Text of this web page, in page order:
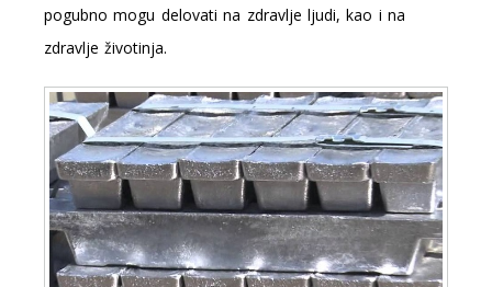
pogubno mogu delovati na zdravlje ljudi, kao i na
zdravlje životinja.